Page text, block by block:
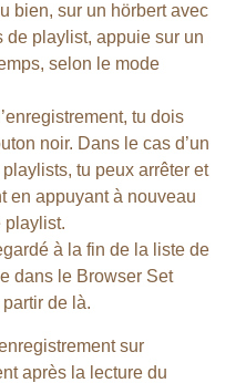
bien, sur un hörbert avec
de playlist, appuie sur un
selon le mode
tu dois
noir. Dans le cas d’un
tu peux arrêter et
en appuyant à nouveau
playlist.
à la fin de la liste de
dans le Browser Set
de là.
sur
après la lecture du